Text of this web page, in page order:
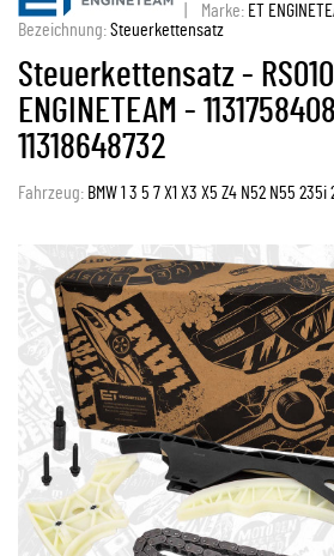
Marke: ET
Bezeichnung:Steuerkettensatz
Steuerkettensatz -
ENGINETEAM -
11318648732
Fahrzeug: BMW 1 3 5 7 X1 X3 X5 Z4 N52 N55 235i